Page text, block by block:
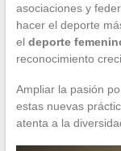
asociaciones y
hacer el deporte
el deporte
reconocimiento
Ampliar la pasión
estas nuevas
atenta a la